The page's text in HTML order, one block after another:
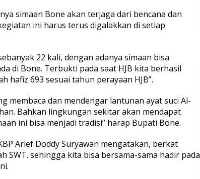
simaan Bone akan terjaga dari bencana dan
ini harus terus digalakkan di setiap
22 kali, dengan adanya simaan bisa
di Bone. Terbukti pada saat HJB kita berhasil
hafiz 693 sesuai tahun perayaan HJB”.
membaca dan mendengar lantunan ayat suci Al-
Bahkan lingkungan sekitar akan mendapat
ini bisa menjadi tradisi” harap Bupati Bone.
Arief Doddy Suryawan mengatakan, berkat
SWT. sehingga kita bisa bersama-sama hadir pada